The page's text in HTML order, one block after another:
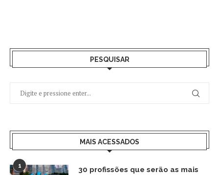
PESQUISAR
MAIS ACESSADOS
1
30 profissões que serão as mais